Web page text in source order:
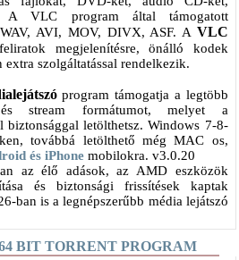
A VLC program által támogatott
AVI, MOV, DIVX, ASF. A VLC
megjelenítésre, önálló kodek
extra szolgáltatással rendelkezik.
program támogatja a legtöbb
stream formátumot, melyet a
letölthetsz. Windows 7-8-
továbbá letölthető még MAC os,
és iPhone mobilokra. v3.0.20
az élő adások, az AMD eszközök
és biztonsági frissítések kaptak
ban is a legnépszerűbb média lejátszó
BIT TORRENT PROGRAM